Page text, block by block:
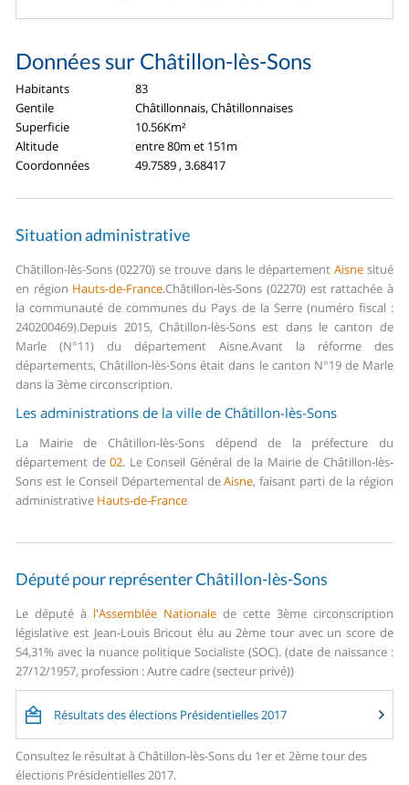
Données sur Châtillon-lès-Sons
Habitants
83
Gentile
Châtillonnais, Châtillonnaises
Superficie
10.56Km²
Altitude
entre 80m et 151m
Coordonnées
49.7589 , 3.68417
Situation administrative
Châtillon-lès-Sons (02270) se trouve dans le département Aisnesitué
en région Hauts-de-France.Châtillon-lès-Sons (02270) est rattachée à
la communauté de communes du Pays de la Serre (numéro fiscal :
240200469).Depuis 2015, Châtillon-lès-Sons est dans le canton de
Marle (N°11) du département Aisne.Avant la réforme des
départements, Châtillon-lès-Sons était dans le canton N°19 de Marle
dans la 3ème circonscription.
Les administrations de la ville de Châtillon-lès-Sons
La Mairie de Châtillon-lès-Sons dépend de la préfecture du
département de02. Le Conseil Général de la Mairie de Châtillon-lès-
Sons est le Conseil Départemental deAisne, faisant parti de la région
administrative Hauts-de-France
Député pour représenter Châtillon-lès-Sons
Le député à l'Assemblée Nationale de cette 3ème circonscription
législative est Jean-Louis Bricout élu au 2ème tour avec un score de
54,31% avec la nuance politique Socialiste (SOC). (date de naissance :
27/12/1957, profession : Autre cadre (secteur privé))
Résultats des élections Présidentielles 2017
Consultez le résultat à Châtillon-lès-Sons du 1er et 2ème tour des
élections Présidentielles 2017.